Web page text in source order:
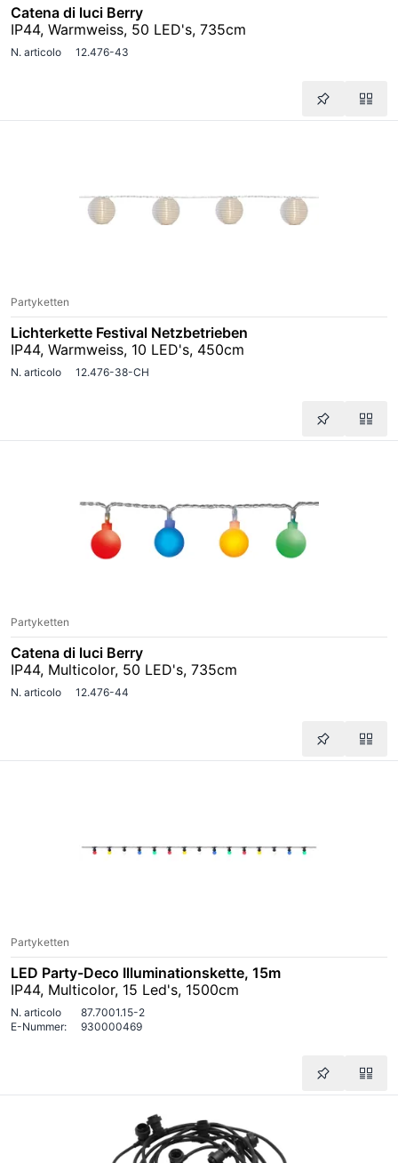
Catena di luci Berry
IP44, Warmweiss, 50 LED's, 735cm
N. articolo 12.476-43
Partyketten
Lichterkette Festival Netzbetrieben
IP44, Warmweiss, 10 LED's, 450cm
N. articolo 12.476-38-CH
Partyketten
Catena di luci Berry
IP44, Multicolor, 50 LED's, 735cm
N. articolo 12.476-44
Partyketten
LED Party-Deco Illuminationskette, 15m
IP44, Multicolor, 15 Led's, 1500cm
N. articolo
87.7001.15-2
E-Nummer:
930000469